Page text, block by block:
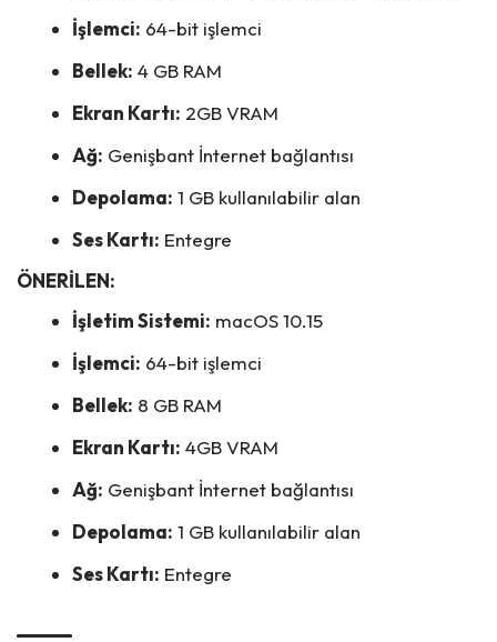
İşlemci: 64-bit işlemci
Bellek: 4 GB RAM
Ekran Kartı: 2GB VRAM
Ağ: Genişbant İnternet bağlantısı
Depolama: 1 GB kullanılabilir alan
Ses Kartı: Entegre
ÖNERİLEN:
İşletim Sistemi: macOS 10.15
İşlemci: 64-bit işlemci
Bellek: 8 GB RAM
Ekran Kartı: 4GB VRAM
Ağ: Genişbant İnternet bağlantısı
Depolama: 1 GB kullanılabilir alan
Ses Kartı: Entegre